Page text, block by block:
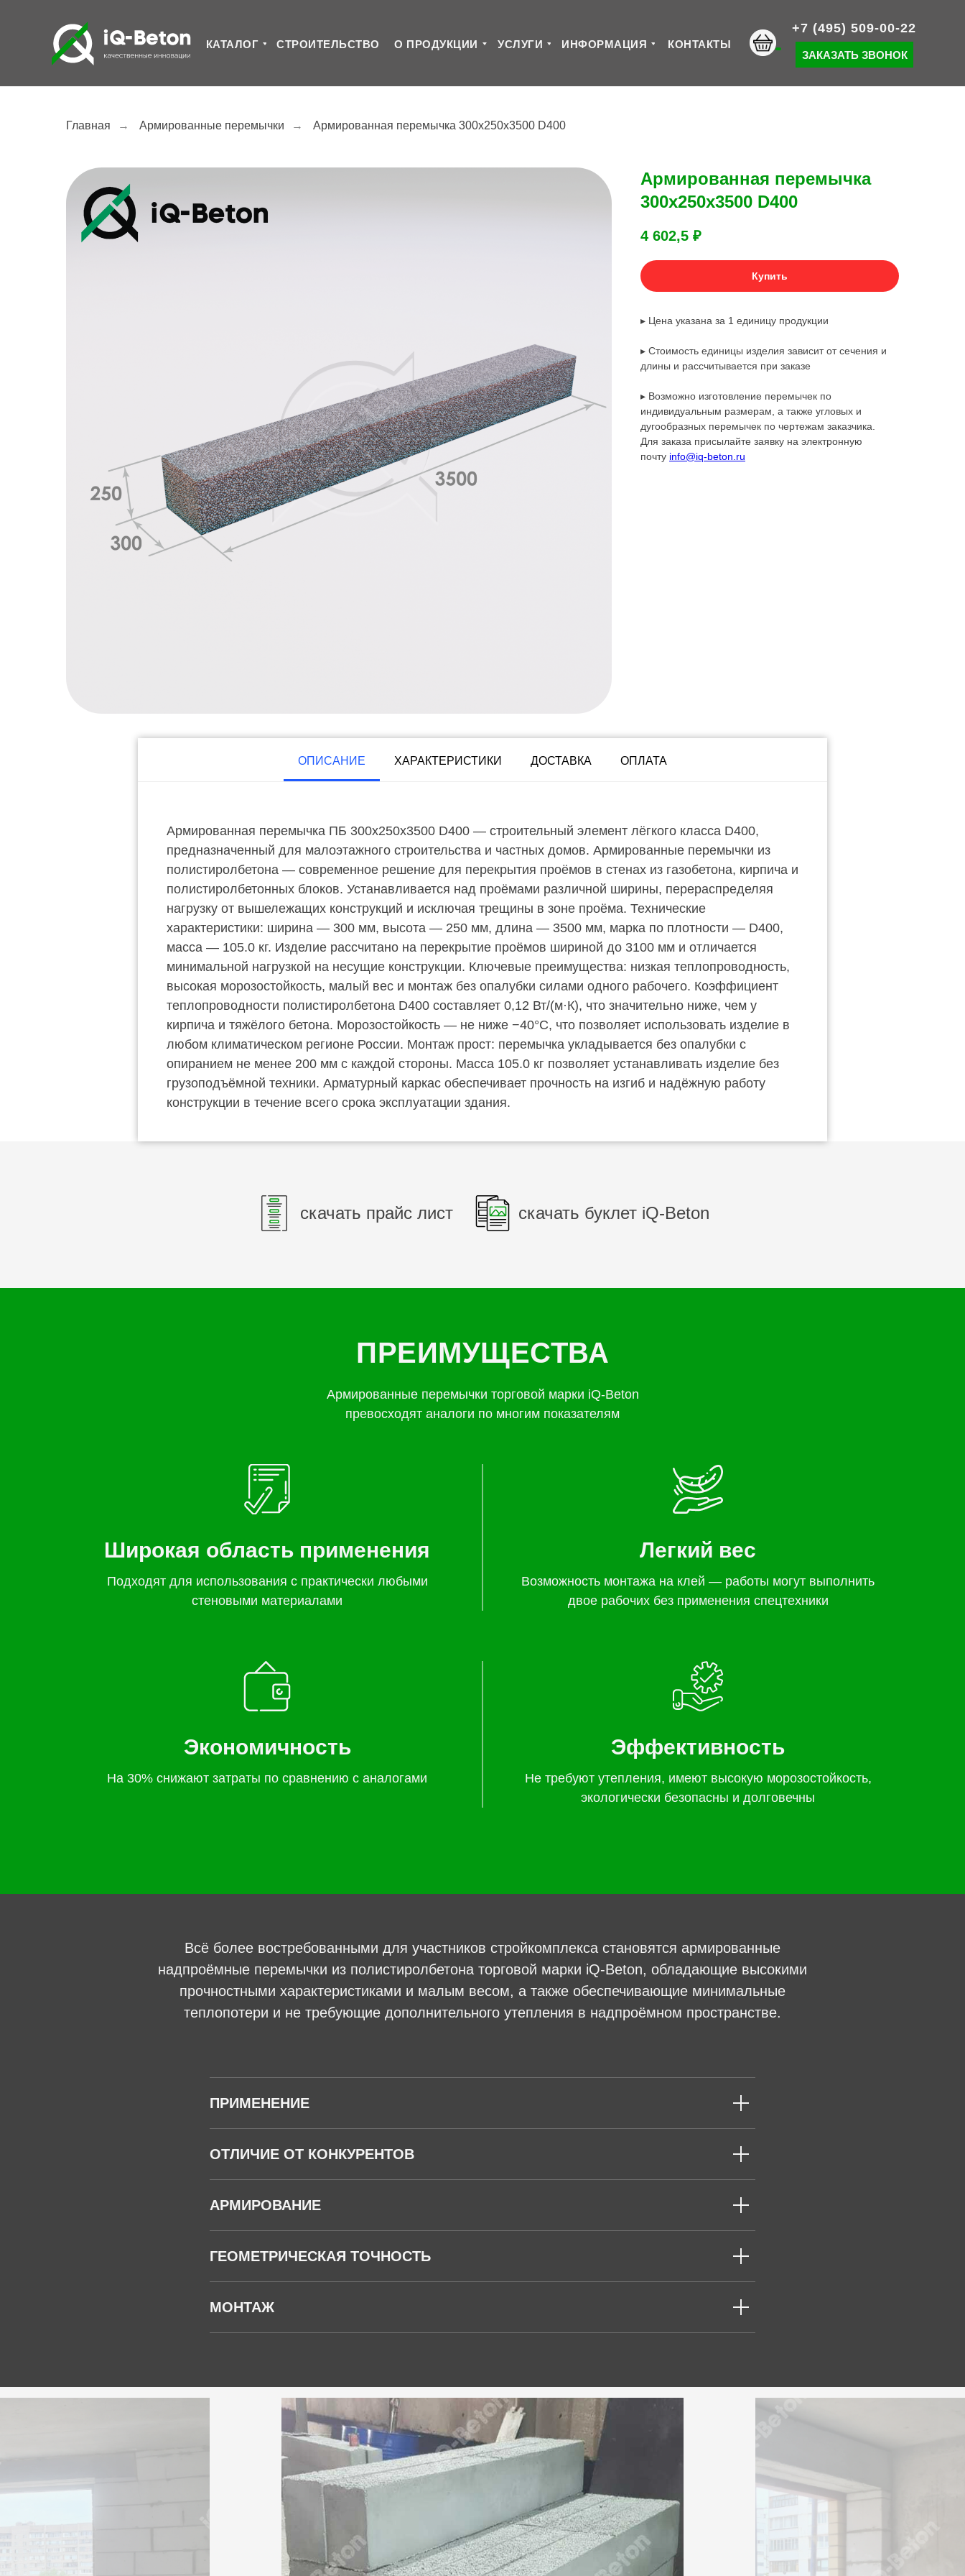
КАТАЛОГ УСЛУГИ
О ПРОДУКЦИИ
СТРОИТЕЛЬСТВО ИНФОРМАЦИЯ
+7 (495) 509-00-22
КОНТАКТЫ
ЗАКАЗАТЬ ЗВОНОК
Главная → Армированные перемычки → Армированная перемычка 300х250х3500 D400
Армированная перемычка
300х250х3500 D400
4 602,5 ₽
Купить
▸ Цена указана за 1 единицу продукции
▸ Стоимость единицы изделия зависит от сечения и
длины и рассчитывается при заказе
▸ Возможно изготовление перемычек по
индивидуальным размерам, а также угловых и
дугообразных перемычек по чертежам заказчика.
Для заказа присылайте заявку на электронную
почту info@iq-beton.ru
ОПИСАНИЕ ХАРАКТЕРИСТИКИ ДОСТАВКА ОПЛАТА
Армированная перемычка ПБ 300х250х3500 D400 — строительный элемент лёгкого класса D400,
предназначенный для малоэтажного строительства и частных домов. Армированные перемычки из
полистиролбетона — современное решение для перекрытия проёмов в стенах из газобетона, кирпича и
полистиролбетонных блоков. Устанавливается над проёмами различной ширины, перераспределяя
нагрузку от вышележащих конструкций и исключая трещины в зоне проёма. Технические
характеристики: ширина — 300 мм, высота — 250 мм, длина — 3500 мм, марка по плотности — D400,
масса — 105.0 кг. Изделие рассчитано на перекрытие проёмов шириной до 3100 мм и отличается
минимальной нагрузкой на несущие конструкции. Ключевые преимущества: низкая теплопроводность,
высокая морозостойкость, малый вес и монтаж без опалубки силами одного рабочего. Коэффициент
теплопроводности полистиролбетона D400 составляет 0,12 Вт/(м·К), что значительно ниже, чем у
кирпича и тяжёлого бетона. Морозостойкость — не ниже −40°C, что позволяет использовать изделие в
любом климатическом регионе России. Монтаж прост: перемычка укладывается без опалубки с
опиранием не менее 200 мм с каждой стороны. Масса 105.0 кг позволяет устанавливать изделие без
грузоподъёмной техники. Арматурный каркас обеспечивает прочность на изгиб и надёжную работу
конструкции в течение всего срока эксплуатации здания.
скачать прайс лист скачать буклет iQ-Beton
ПРЕИМУЩЕСТВА
Армированные перемычки торговой марки iQ-Beton
превосходят аналоги по многим показателям
Широкая область применения
Подходят для использования с практически любыми
стеновыми материалами
Легкий вес
Возможность монтажа на клей — работы могут выполнить
двое рабочих без применения спецтехники
Экономичность
На 30% снижают затраты по сравнению с аналогами
Эффективность
Не требуют утепления, имеют высокую морозостойкость,
экологически безопасны и долговечны
Всё более востребованными для участников стройкомплекса становятся армированные
надпроёмные перемычки из полистиролбетона торговой марки iQ-Beton, обладающие высокими
прочностными характеристиками и малым весом, а также обеспечивающие минимальные
теплопотери и не требующие дополнительного утепления в надпроёмном пространстве.
ПРИМЕНЕНИЕ
ОТЛИЧИЕ ОТ КОНКУРЕНТОВ
АРМИРОВАНИЕ
ГЕОМЕТРИЧЕСКАЯ ТОЧНОСТЬ
МОНТАЖ